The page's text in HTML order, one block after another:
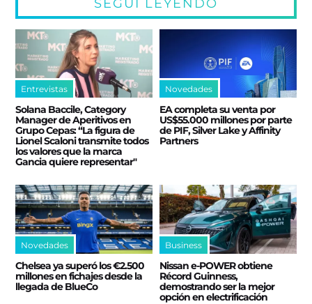
SEGUÍ LEYENDO
Entrevistas
Solana Baccile, Category
Manager de Aperitivos en
Grupo Cepas: “La figura de
Lionel Scaloni transmite todos
los valores que la marca
Gancia quiere representar"
Novedades
EA completa su venta por
US$55.000 millones por parte
de PIF, Silver Lake y Affinity
Partners
Novedades
Chelsea ya superó los €2.500
millones en fichajes desde la
llegada de BlueCo
Business
Nissan e‑POWER obtiene
Récord Guinness,
demostrando ser la mejor
opción en electrificación